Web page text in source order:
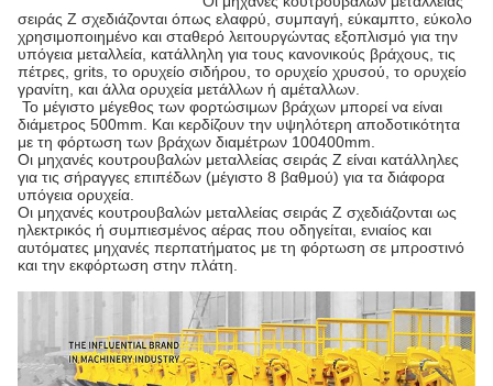
σειράς Ζ σχεδιάζονται όπως ελαφρύ, συμπαγή, εύκαμπτο, εύκολο
χρησιμοποιημένο και σταθερό λειτουργώντας εξοπλισμό για την
υπόγεια μεταλλεία, κατάλληλη για τους κανονικούς βράχους, τις
πέτρες, grits, το ορυχείο σιδήρου, το ορυχείο χρυσού, το ορυχείο
γρανίτη, και άλλα ορυχεία μετάλλων ή αμέταλλων.
Το μέγιστο μέγεθος των φορτώσιμων βράχων μπορεί να είναι
διάμετρος 500mm. Και κερδίζουν την υψηλότερη αποδοτικότητα
με τη φόρτωση των βράχων διαμέτρων 100400mm.
Οι μηχανές κουτρουβαλών μεταλλείας σειράς Ζ είναι κατάλληλες
για τις σήραγγες επιπέδων (μέγιστο 8 βαθμού) για τα διάφορα
υπόγεια ορυχεία.
Οι μηχανές κουτρουβαλών μεταλλείας σειράς Ζ σχεδιάζονται ως
ηλεκτρικός ή συμπιεσμένος αέρας που οδηγείται, ενιαίος και
αυτόματες μηχανές περπατήματος με τη φόρτωση σε μπροστινό
και την εκφόρτωση στην πλάτη.